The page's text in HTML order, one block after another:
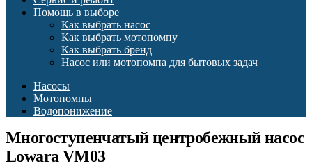
Помощь в выборе
Как выбрать насос
Как выбрать мотопомпу
Как выбрать бренд
Насос или мотопомпа для бытовых задач
Насосы
Мотопомпы
Водопонижение
Многоступенчатый центробежный насос
Lowara VM03